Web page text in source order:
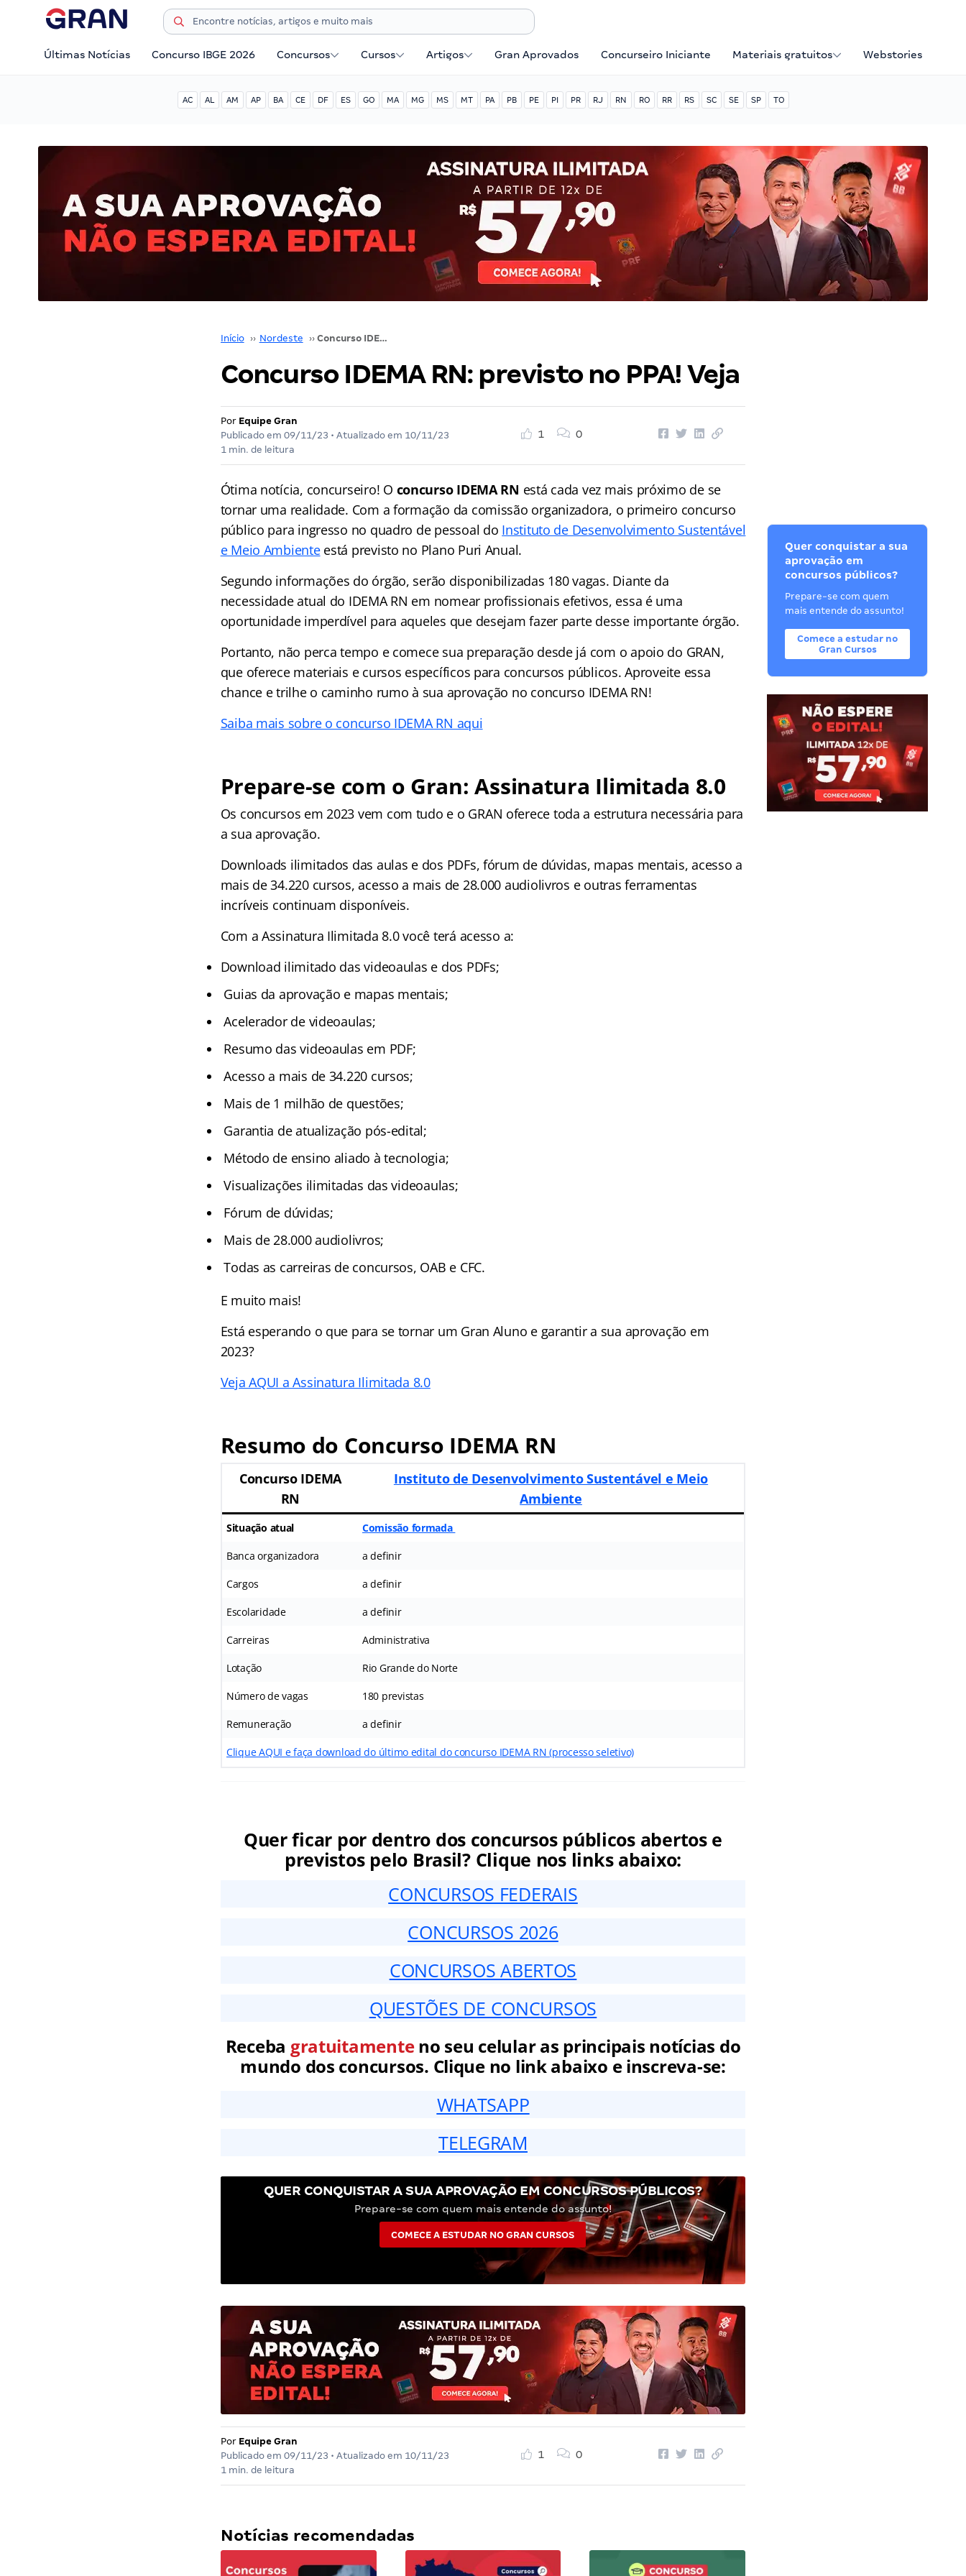
Últimas Notícias Concurso IBGE 2026 Concursos Cursos Artigos Gran Aprovados Concurseiro Iniciante Materiais gratuitos Webstories
AC AL AM AP BA CE DF ES GO MA MG MS MT PA PB PE PI PR RJ RN RO RR RS SC SE SP TO
Início ›› Nordeste ›› Concurso IDEMA RN: previsto no PPA! Veja
Concurso IDEMA RN: previsto no PPA! Veja
Por Equipe Gran
Publicado em 09/11/23 • Atualizado em 10/11/23
1 min. de leitura
1 0
Ótima notícia, concurseiro! O concurso IDEMA RN está cada vez mais próximo de se
tornar uma realidade. Com a formação da comissão organizadora, o primeiro concurso
público para ingresso no quadro de pessoal do Instituto de Desenvolvimento Sustentável
e Meio Ambienteestá previsto no Plano Puri Anual.
Segundo informações do órgão, serão disponibilizadas 180 vagas. Diante da
necessidade atual do IDEMA RN em nomear profissionais efetivos, essa é uma
oportunidade imperdível para aqueles que desejam fazer parte desse importante órgão.
Portanto, não perca tempo e comece sua preparação desde já com o apoio do GRAN,
que oferece materiais e cursos específicos para concursos públicos. Aproveite essa
chance e trilhe o caminho rumo à sua aprovação no concurso IDEMA RN!
Saiba mais sobre o concurso IDEMA RN aqui
Prepare-se com o Gran: Assinatura Ilimitada 8.0
Os concursos em 2023 vem com tudo e o GRAN oferece toda a estrutura necessária para
a sua aprovação.
Downloads ilimitados das aulas e dos PDFs, fórum de dúvidas, mapas mentais, acesso a
mais de 34.220 cursos, acesso a mais de 28.000 audiolivros e outras ferramentas
incríveis continuam disponíveis.
Com a Assinatura Ilimitada 8.0 você terá acesso a:
Download ilimitado das videoaulas e dos PDFs;
Guias da aprovação e mapas mentais;
Acelerador de videoaulas;
Resumo das videoaulas em PDF;
Acesso a mais de 34.220 cursos;
Mais de 1 milhão de questões;
Garantia de atualização pós-edital;
Método de ensino aliado à tecnologia;
Visualizações ilimitadas das videoaulas;
Fórum de dúvidas;
Mais de 28.000 audiolivros;
Todas as carreiras de concursos, OAB e CFC.
E muito mais!
Está esperando o que para se tornar um Gran Aluno e garantir a sua aprovação em
2023?
Veja AQUI a Assinatura Ilimitada 8.0
Resumo do Concurso IDEMA RN
Concurso IDEMA
RN
Instituto de Desenvolvimento Sustentável e Meio
Ambiente
Situação atual Comissão formada
Banca organizadora a definir
Cargos a definir
Escolaridade a definir
Carreiras Administrativa
Lotação Rio Grande do Norte
Número de vagas 180 previstas
Remuneração a definir
Clique AQUI e faça download do último edital do concurso IDEMA RN (processo seletivo)
Quer ficar por dentro dos concursos públicos abertos e
previstos pelo Brasil? Clique nos links abaixo:
CONCURSOS FEDERAIS
CONCURSOS 2026
CONCURSOS ABERTOS
QUESTÕES DE CONCURSOS
Receba gratuitamenteno seu celular as principais notícias do
mundo dos concursos. Clique no link abaixo e inscreva-se:
WHATSAPP
TELEGRAM
QUER CONQUISTAR A SUA APROVAÇÃO EM CONCURSOS PÚBLICOS?
Prepare-se com quem mais entende do assunto!
COMECE A ESTUDAR NO GRAN CURSOS
Por Equipe Gran
Publicado em 09/11/23 • Atualizado em 10/11/23
1 min. de leitura
1 0
Notícias recomendadas
Quer conquistar a sua
aprovação em
concursos públicos?
Prepare-se com quem
mais entende do assunto!
Comece a estudar no
Gran Cursos